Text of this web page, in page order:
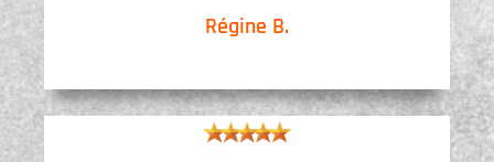
Régine B.